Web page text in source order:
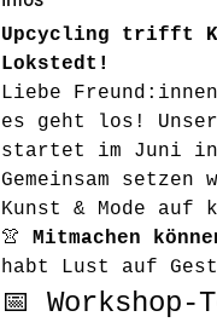
Upcycling trifft
Lokstedt!
Liebe
es geht los! Unser
startet im Juni in
Gemeinsam
Kunst & Mode auf
👚 Mitmachen
habt Lust auf
📅 Workshop-